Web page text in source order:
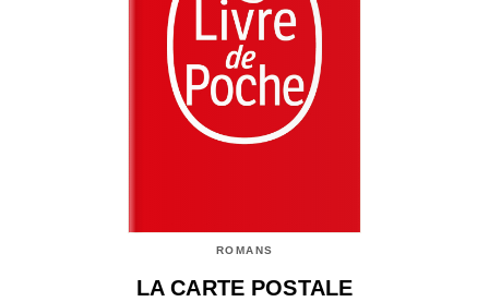
ROMANS
LA CARTE POSTALE